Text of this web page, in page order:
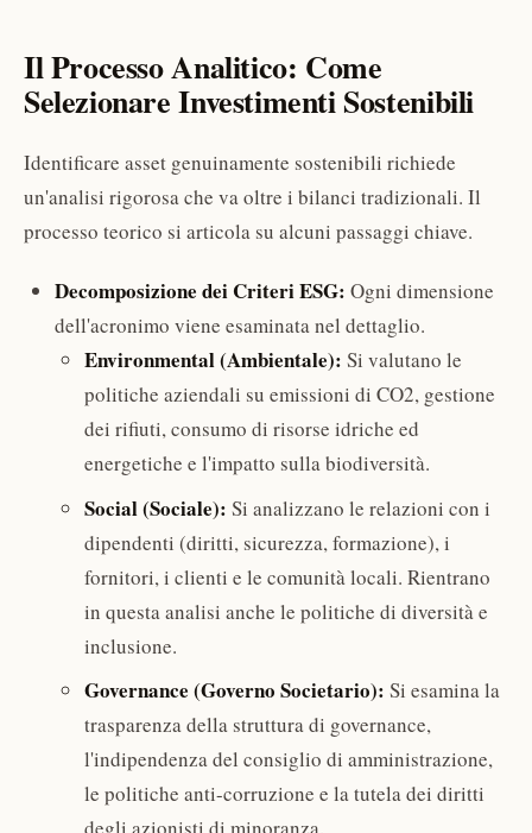
Il Processo Analitico: Come
Selezionare Investimenti Sostenibili
Identificare asset genuinamente sostenibili richiede
un'analisi rigorosa che va oltre i bilanci tradizionali. Il
processo teorico si articola su alcuni passaggi chiave.
Decomposizione dei Criteri ESG: Ogni dimensione
dell'acronimo viene esaminata nel dettaglio.
Environmental (Ambientale): Si valutano le
politiche aziendali su emissioni di CO2, gestione
dei rifiuti, consumo di risorse idriche ed
energetiche e l'impatto sulla biodiversità.
Social (Sociale): Si analizzano le relazioni con i
dipendenti (diritti, sicurezza, formazione), i
fornitori, i clienti e le comunità locali. Rientrano
in questa analisi anche le politiche di diversità e
inclusione.
Governance (Governo Societario): Si esamina la
trasparenza della struttura di governance,
l'indipendenza del consiglio di amministrazione,
le politiche anti-corruzione e la tutela dei diritti